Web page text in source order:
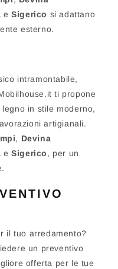
eSigerico si adattano
esterno.
intramontabile,
ti propone
in stile moderno,
artigianali.
, Devina
eSigerico, per un
il tuo arredamento?
un preventivo
offerta per le tue